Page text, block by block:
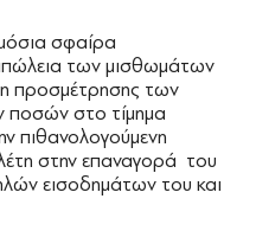
σφαίρα
των μισθωμάτων
προσμέτρησης των
ποσών στο τίμημα
πιθανολογούμενη
στην επαναγορά του
εισοδημάτων του και